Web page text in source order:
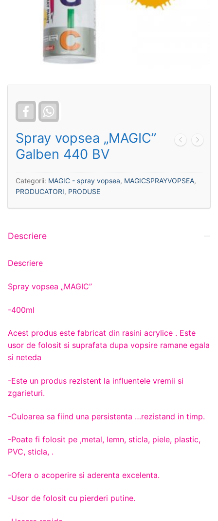
Facebook
Spray vopsea „MAGIC”
Galben 440 BV
Categorii: MAGIC - spray vopsea, MAGICSPRAYVOPSEA,
PRODUCATORI, PRODUSE
Descriere
Descriere
Spray vopsea „MAGIC”
-400ml
Acest produs este fabricat din rasini acrylice . Este
usor de folosit si suprafata dupa vopsire ramane egala
si neteda
-Este un produs rezistent la influentele vremii si
zgarieturi.
-Culoarea sa fiind una persistenta …rezistand in timp.
-Poate fi folosit pe ,metal, lemn, sticla, piele, plastic,
PVC, sticla, .
-Ofera o acoperire si aderenta excelenta.
-Usor de folosit cu pierderi putine.